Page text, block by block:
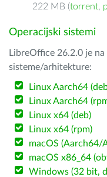
222 MB (torrent,
Operacijski sistemi
LibreOffice 26.2.0 je
sisteme/arhitekture:
Linux Aarch64
Linux Aarch64
Linux x64 (deb)
Linux x64 (rpm)
macOS (Aarch64/
macOS x86_64
Windows (32 bit,